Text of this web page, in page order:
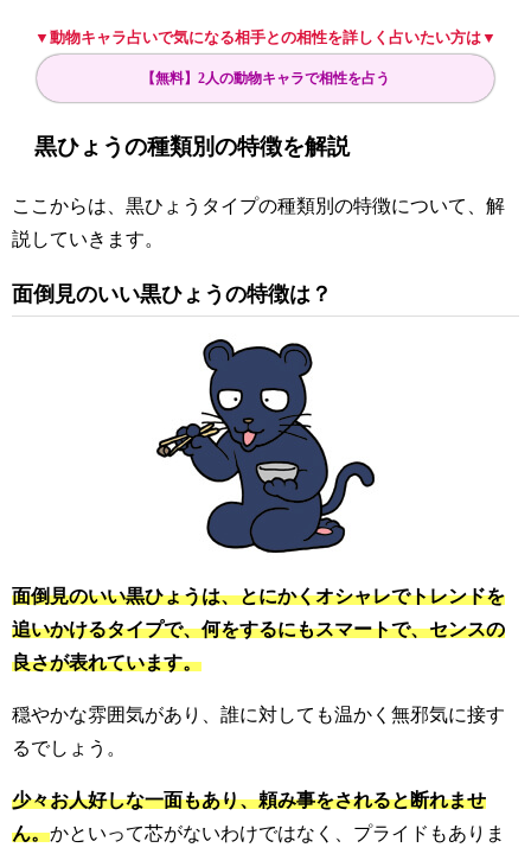
▼動物キャラ占いで気になる相手との相性を詳しく占いたい方は▼
【無料】2人の動物キャラで相性を占う
黒ひょうの種類別の特徴を解説
ここからは、黒ひょうタイプの種類別の特徴について、解
説していきます。
面倒見のいい黒ひょうの特徴は？
面倒見のいい黒ひょうは、とにかくオシャレでトレンドを
追いかけるタイプで、何をするにもスマートで、センスの
良さが表れています。
穏やかな雰囲気があり、誰に対しても温かく無邪気に接す
るでしょう。
少々お人好しな一面もあり、頼み事をされると断れませ
ん。かといって芯がないわけではなく、プライドもありま